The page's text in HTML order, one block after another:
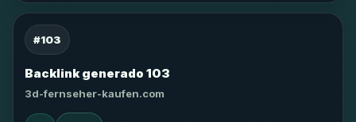
#103
Backlink generado 103
3d-fernseher-kaufen.com